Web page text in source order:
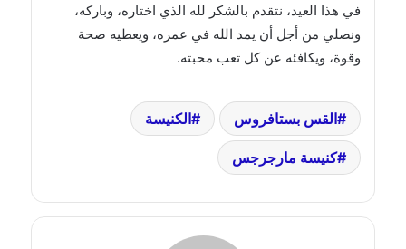
في هذا العيد، نتقدم بالشكر لله الذي اختاره، وباركه،
ونصلي من أجل أن يمد الله في عمره، ويعطيه صحة
وقوة، ويكافئه عن كل تعب محبته.
القس بستافروس الكنيسة
كنيسة مارجرجس